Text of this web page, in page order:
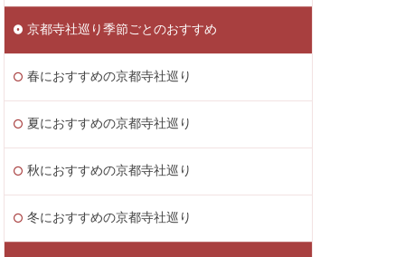
京都寺社巡り季節ごとのおすすめ
春におすすめの京都寺社巡り
夏におすすめの京都寺社巡り
秋におすすめの京都寺社巡り
冬におすすめの京都寺社巡り